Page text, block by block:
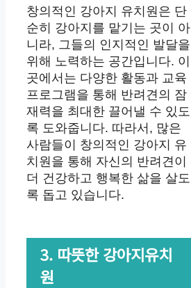
창의적인 강아지 유치원은 단
순히 강아지를 맡기는 곳이 아
니라, 그들의 인지적인 발달을
위해 노력하는 공간입니다. 이
곳에서는 다양한 활동과 교육
프로그램을 통해 반려견의 잠
재력을 최대한 끌어낼 수 있도
록 도와줍니다. 따라서, 많은
사람들이 창의적인 강아지 유
치원을 통해 자신의 반려견이
더 건강하고 행복한 삶을 살도
록 돕고 있습니다.
3. 따뜻한 강아지유치
원